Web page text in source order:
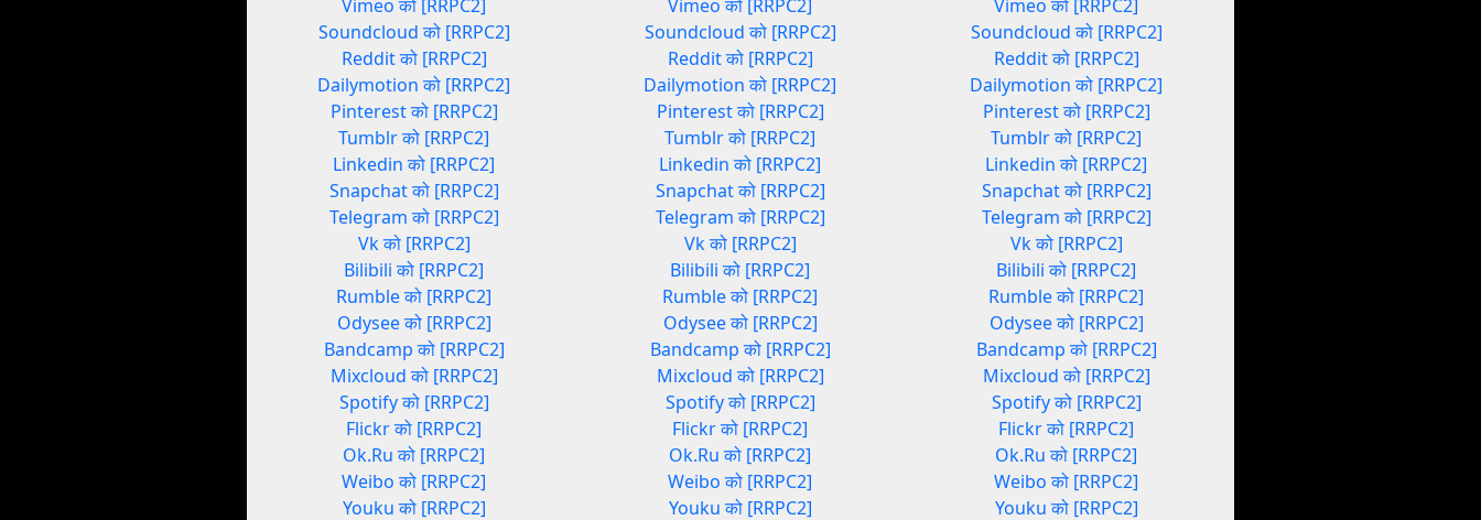
Vimeo को [RRPC2]
Soundcloud को [RRPC2]
Reddit को [RRPC2]
Dailymotion को [RRPC2]
Pinterest को [RRPC2]
Tumblr को [RRPC2]
Linkedin को [RRPC2]
Snapchat को [RRPC2]
Telegram को [RRPC2]
Vk को [RRPC2]
Bilibili को [RRPC2]
Rumble को [RRPC2]
Odysee को [RRPC2]
Bandcamp को [RRPC2]
Mixcloud को [RRPC2]
Spotify को [RRPC2]
Flickr को [RRPC2]
Ok.Ru को [RRPC2]
Weibo को [RRPC2]
Youku को [RRPC2]
Vimeo को [RRPC2]
Soundcloud को [RRPC2]
Reddit को [RRPC2]
Dailymotion को [RRPC2]
Pinterest को [RRPC2]
Tumblr को [RRPC2]
Linkedin को [RRPC2]
Snapchat को [RRPC2]
Telegram को [RRPC2]
Vk को [RRPC2]
Bilibili को [RRPC2]
Rumble को [RRPC2]
Odysee को [RRPC2]
Bandcamp को [RRPC2]
Mixcloud को [RRPC2]
Spotify को [RRPC2]
Flickr को [RRPC2]
Ok.Ru को [RRPC2]
Weibo को [RRPC2]
Youku को [RRPC2]
Vimeo को [RRPC2]
Soundcloud को [RRPC2]
Reddit को [RRPC2]
Dailymotion को [RRPC2]
Pinterest को [RRPC2]
Tumblr को [RRPC2]
Linkedin को [RRPC2]
Snapchat को [RRPC2]
Telegram को [RRPC2]
Vk को [RRPC2]
Bilibili को [RRPC2]
Rumble को [RRPC2]
Odysee को [RRPC2]
Bandcamp को [RRPC2]
Mixcloud को [RRPC2]
Spotify को [RRPC2]
Flickr को [RRPC2]
Ok.Ru को [RRPC2]
Weibo को [RRPC2]
Youku को [RRPC2]